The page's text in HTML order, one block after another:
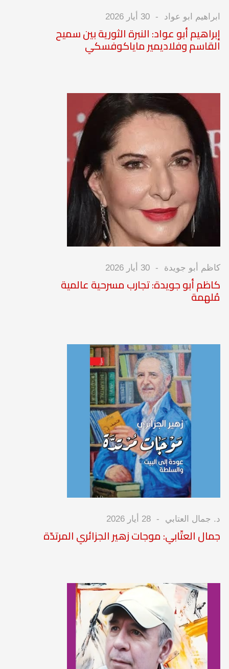
ابراهيم ابو عواد 30 أيار 2026
إبراهيم أبو عواد: النبرة الثورية بين سميح
القاسم وفلاديمير ماياكوفسكي
كاظم أبو جويدة 30 أيار 2026
كاظم أبو جويدة: تجارب مسرحية عالمية
مُلهمة
د. جمال العتابي 28 أيار 2026
جمال العتّابي: موجات زهير الجزائري المرتدّة